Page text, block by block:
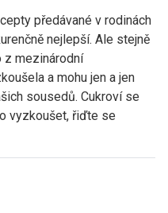
předávané v rodinách
nejlepší. Ale stejně
z mezinárodní
a mohu jen a jen
sousedů. Cukroví se
vyzkoušet, řiďte se